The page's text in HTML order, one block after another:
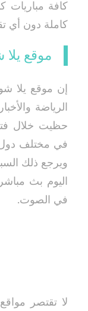
كاملة دون أي
موقع
إن موقع يلا
الرياضة
حظيت خلال
في مختلف دول
ويرجع ذلك
اليوم بث
في الصوت.
لا تقتصر